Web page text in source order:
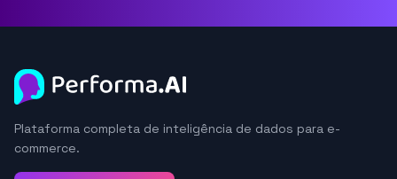
Plataforma completa de inteligência de dados para e-
commerce.